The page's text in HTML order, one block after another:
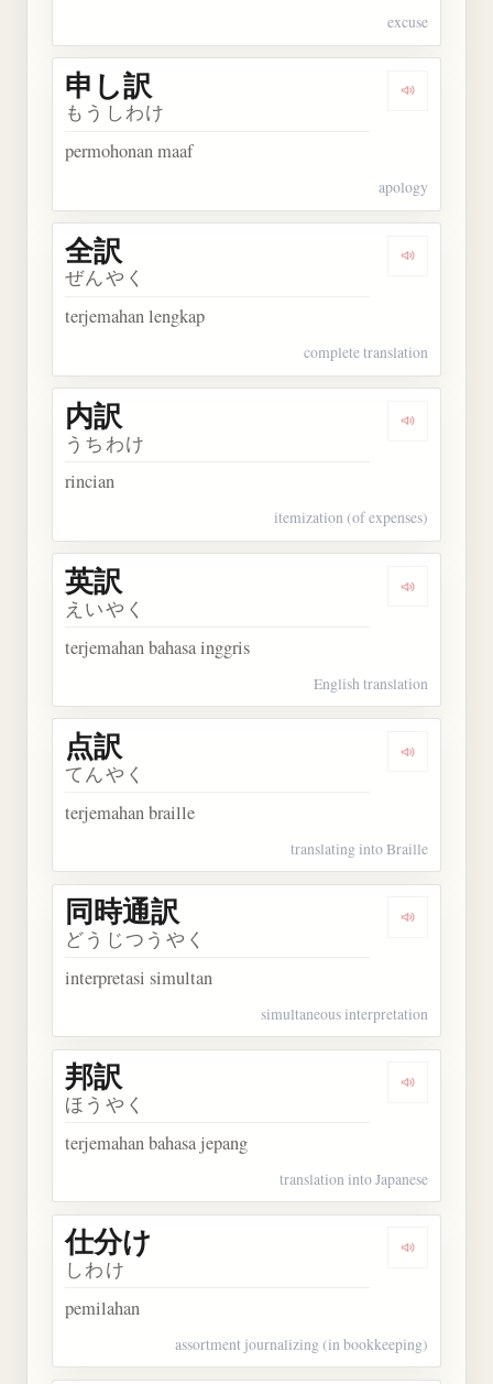
excuse
Dengarkan
申し訳
もうしわけ
permohonan maaf
apology
Dengarkan
全訳
ぜんやく
terjemahan lengkap
complete translation
Dengarkan
内訳
うちわけ
rincian
itemization (of expenses)
Dengarkan
英訳
えいやく
terjemahan bahasa inggris
English translation
Dengarkan
点訳
てんやく
terjemahan braille
translating into Braille
Dengarkan
同時通訳
どうじつうやく
interpretasi simultan
simultaneous interpretation
Dengarkan
邦訳
ほうやく
terjemahan bahasa jepang
translation into Japanese
Dengarkan
仕分け
しわけ
pemilahan
assortment journalizing (in bookkeeping)